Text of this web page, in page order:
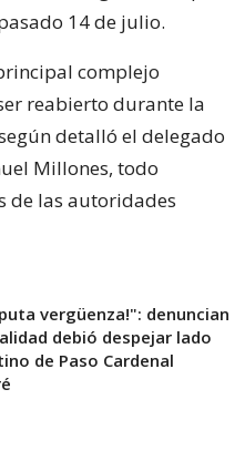
14 de julio.
complejo
reabierto durante la
detalló el delegado
Millones, todo
de las autoridades
vergüenza!": denuncian
debió despejar lado
de Paso Cardenal